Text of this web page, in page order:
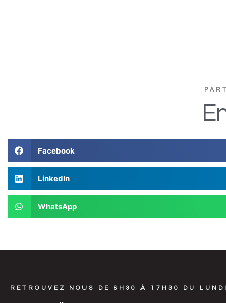
Facebook
LinkedIn
WhatsApp
RETROUVEZ NOUS DE 8H30 À 17H30 DU